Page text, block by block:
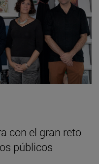
con el gran reto
públicos